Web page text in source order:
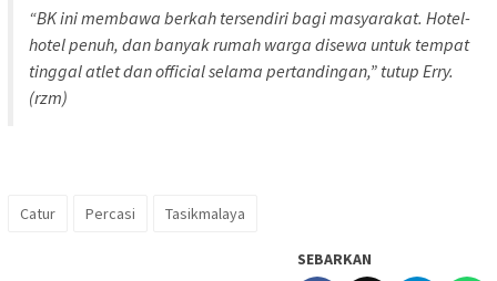
“BK ini membawa berkah tersendiri bagi masyarakat. Hotel-
hotel penuh, dan banyak rumah warga disewa untuk tempat
tinggal atlet dan official selama pertandingan,” tutup Erry.
(rzm)
Catur Percasi Tasikmalaya
SEBARKAN